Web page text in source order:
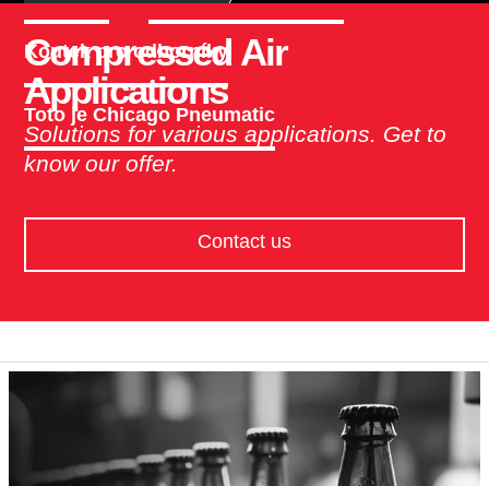
Koutek pro odborníky
Toto je Chicago Pneumatic
Compressed Air
Applications
Solutions for various applications. Get to
know our offer.
Contact us